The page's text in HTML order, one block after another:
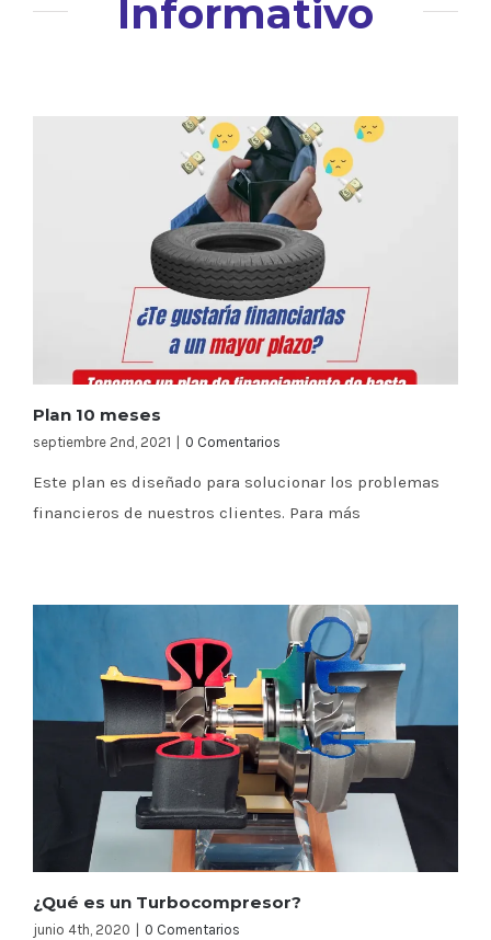
Informativo
Plan 10 meses
septiembre 2nd, 2021 0 Comentarios
Este plan es diseñado para solucionar los problemas
financieros de nuestros clientes. Para más
¿Qué es un Turbocompresor?
junio 4th, 2020 0 Comentarios